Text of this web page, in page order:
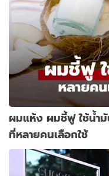
ผมแห้ง ผมชี้ฟู ใช้น้ำมั
ที่หลายคนเลือกใช้